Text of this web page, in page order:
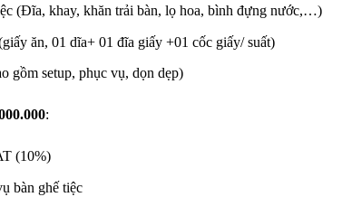
(Đĩa, khay, khăn trải bàn, lọ hoa, bình đựng nước,…)
ăn, 01 dĩa+ 01 đĩa giấy +01 cốc giấy/ suất)
gồm setup, phục vụ, dọn dẹp)
:
(10%)
bàn ghế tiệc